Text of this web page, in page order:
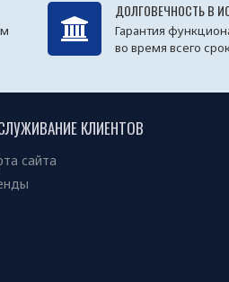
ДОЛГОВЕЧНОСТЬ В
Гарантия
во время всего
КЛИЕНТОВ
сайта